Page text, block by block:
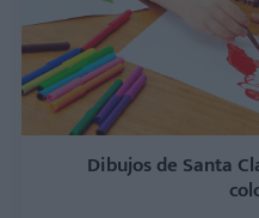
Dibujos de Santa